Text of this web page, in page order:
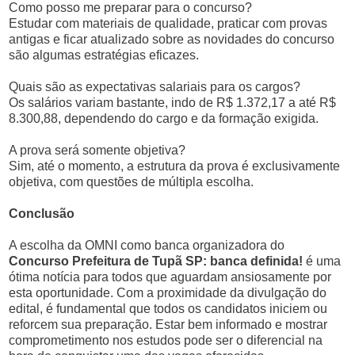
Como posso me preparar para o concurso?
Estudar com materiais de qualidade, praticar com provas
antigas e ficar atualizado sobre as novidades do concurso
são algumas estratégias eficazes.
Quais são as expectativas salariais para os cargos?
Os salários variam bastante, indo de R$ 1.372,17 a até R$
8.300,88, dependendo do cargo e da formação exigida.
A prova será somente objetiva?
Sim, até o momento, a estrutura da prova é exclusivamente
objetiva, com questões de múltipla escolha.
Conclusão
A escolha da OMNI como banca organizadora do
Concurso Prefeitura de Tupã SP: banca definida! é uma
ótima notícia para todos que aguardam ansiosamente por
esta oportunidade. Com a proximidade da divulgação do
edital, é fundamental que todos os candidatos iniciem ou
reforcem sua preparação. Estar bem informado e mostrar
comprometimento nos estudos pode ser o diferencial na